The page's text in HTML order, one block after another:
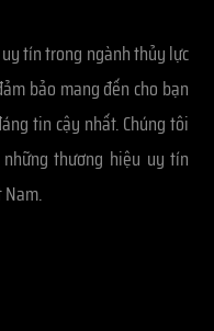
tín trong ngành thủy lực
bảo mang đến cho bạn
tin cậy nhất. Chúng tôi
thương hiệu uy tín